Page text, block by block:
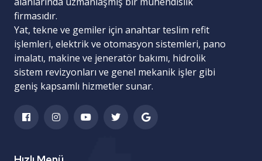
firmasıdır.
Yat, tekne ve gemiler için anahtar teslim refit
işlemleri, elektrik ve otomasyon sistemleri, pano
imalatı, makine ve jeneratör bakımı, hidrolik
sistem revizyonları ve genel mekanik işler gibi
geniş kapsamlı hizmetler sunar.